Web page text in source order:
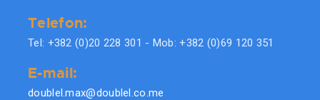
Telefon:
Tel: +382 (0)20 228 301 - Mob: +382 (0)69 120 351
E-mail:
doublel.max@doublel.co.me